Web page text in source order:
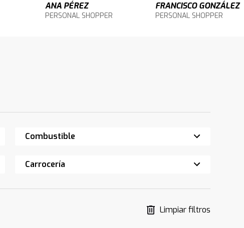
ANA PÉREZ
PERSONAL SHOPPER
FRANCISCO GONZÁLEZ
PERSONAL SHOPPER
Combustible
Carrocería
Limpiar filtros